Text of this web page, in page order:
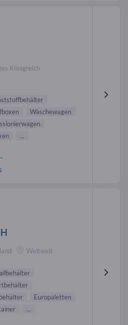
Königreich
Wäschewagen
...
Weltweit
Europaletten
...